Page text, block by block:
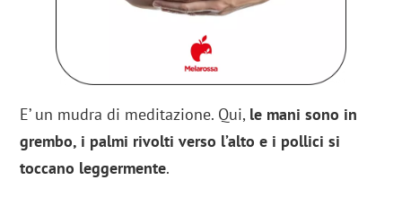
E’ un mudra di meditazione. Qui, le mani sono in
grembo, i palmi rivolti verso l’alto e i pollici si
toccano leggermente.